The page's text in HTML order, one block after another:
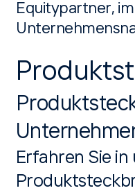
Equitypartner,
Erfahren Sie in